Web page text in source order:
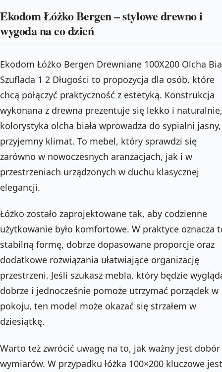
Ekodom Łóżko Bergen – stylowe drewno i
wygoda na co dzień
Ekodom Łóżko Bergen Drewniane 100X200 Olcha
Szuflada 1 2 Długości to propozycja dla osób, które
chcą połączyć praktyczność z estetyką. Konstrukcja
wykonana z drewna prezentuje się lekko i
kolorystyka olcha biała wprowadza do sypialni jasny,
przyjemny klimat. To mebel, który sprawdzi się
zarówno w nowoczesnych aranżacjach, jak i w
przestrzeniach urządzonych w duchu klasycznej
elegancji.
Łóżko zostało zaprojektowane tak, aby codzienne
użytkowanie było komfortowe. W praktyce oznacza
stabilną formę, dobrze dopasowane proporcje oraz
dodatkowe rozwiązania ułatwiające organizację
przestrzeni. Jeśli szukasz mebla, który będzie
dobrze i jednocześnie pomoże utrzymać porządek w
pokoju, ten model może okazać się strzałem w
dziesiątkę.
Warto też zwrócić uwagę na to, jak ważny jest dobór
wymiarów. W przypadku łóżka 100×200 kluczowe jest